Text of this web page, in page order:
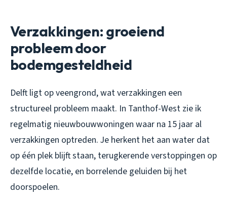
Verzakkingen: groeiend
probleem door
bodemgesteldheid
Delft ligt op veengrond, wat verzakkingen een
structureel probleem maakt. In Tanthof-West zie ik
regelmatig nieuwbouwwoningen waar na 15 jaar al
verzakkingen optreden. Je herkent het aan water dat
op één plek blijft staan, terugkerende verstoppingen op
dezelfde locatie, en borrelende geluiden bij het
doorspoelen.